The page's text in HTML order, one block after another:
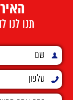
תנו לנו